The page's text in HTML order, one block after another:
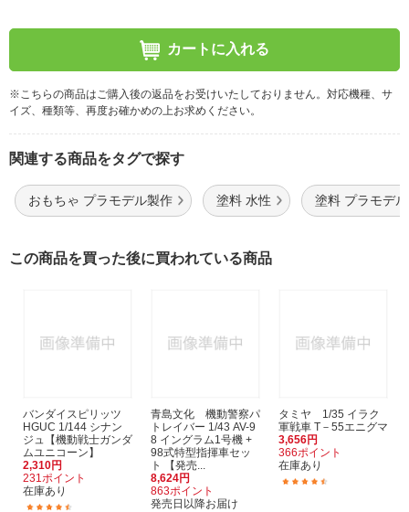
カートに入れる
※こちらの商品はご購入後の返品をお受けいたしておりません。対応機種、サ
イズ、種類等、再度お確かめの上お求めください。
関連する商品をタグで探す
おもちゃ プラモデル製作 塗料 水性 塗料 プラモデ
この商品を買った後に買われている商品
バンダイスピリッツ
HGUC 1/144 シナン
ジュ【機動戦士ガンダ
ムユニコーン】
2,310円
231ポイント
在庫あり
青島文化 機動警察パ
トレイバー 1/43 AV-9
8 イングラム1号機 +
98式特型指揮車セッ
ト 【発売...
8,624円
863ポイント
発売日以降お届け
タミヤ 1/35 イラク
軍戦車 T－55エニグマ
3,656円
366ポイント
在庫あり